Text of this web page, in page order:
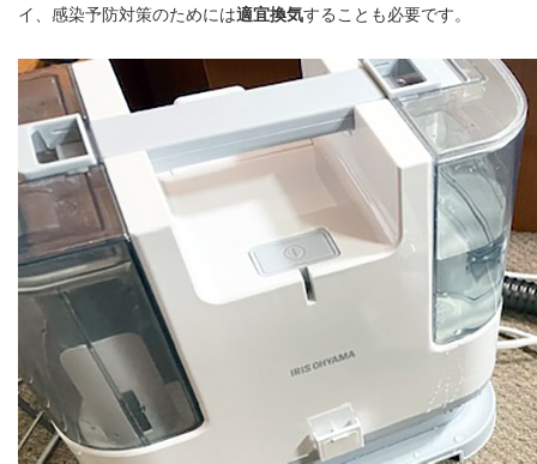
イ、感染予防対策のためには適宜換気することも必要です。